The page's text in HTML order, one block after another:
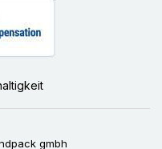
gmbh